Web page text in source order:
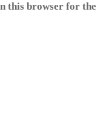
this browser for the